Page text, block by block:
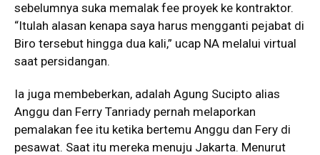
sebelumnya suka memalak fee proyek ke kontraktor.
“Itulah alasan kenapa saya harus mengganti pejabat di
Biro tersebut hingga dua kali,” ucap NA melalui virtual
saat persidangan.
Ia juga membeberkan, adalah Agung Sucipto alias
Anggu dan Ferry Tanriady pernah melaporkan
pemalakan fee itu ketika bertemu Anggu dan Fery di
pesawat. Saat itu mereka menuju Jakarta. Menurut